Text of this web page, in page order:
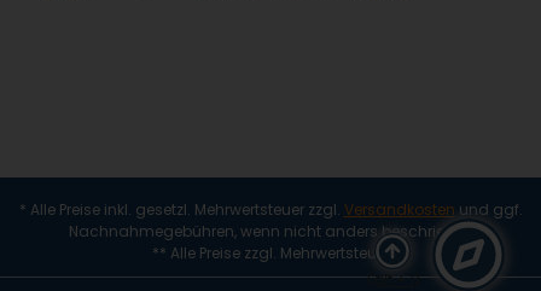
* Alle Preise inkl. gesetzl. Mehrwertsteuer zzgl. Versandkosten und ggf.
Nachnahmegebühren, wenn nicht anders beschrieben
** Alle Preise zzgl. Mehrwertsteuer
(alt + i)